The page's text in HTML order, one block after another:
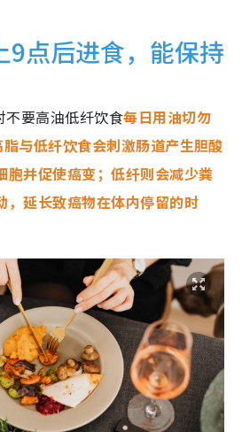
9点后进食，能保持
不要高油低纤饮食每日用油切勿
与低纤饮食会刺激肠道产生胆酸
胞并促使癌变；低纤则会减少粪
，延长致癌物在体内停留的时